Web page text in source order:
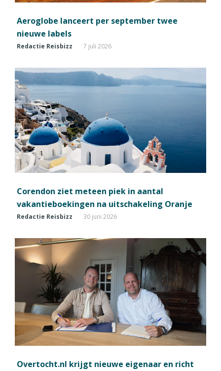
Aeroglobe lanceert per september twee
nieuwe labels
Redactie Reisbizz 7 juli 2026
Corendon ziet meteen piek in aantal
vakantieboekingen na uitschakeling Oranje
Redactie Reisbizz 30 juni 2026
Overtocht.nl krijgt nieuwe eigenaar en richt